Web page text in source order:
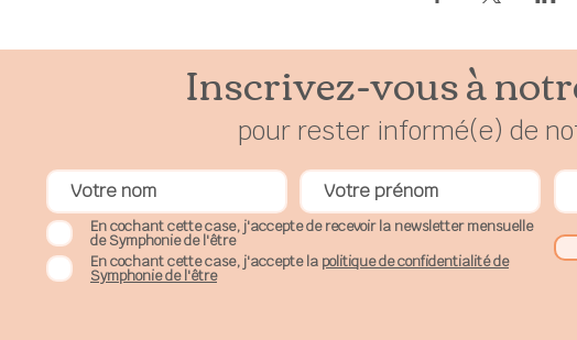
Inscrivez-vous à
pour resterinformé(e) de
En cochant cette case, j'accepte de recevoir la newsletter mensuelle
de Symphonie de l'être
En cochant cette case, j'accepte la politique de confidentialité de
Symphonie de l'être